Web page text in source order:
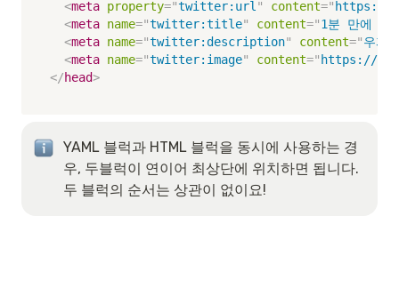
<meta property="twitter:url" content=" https://
<meta name="twitter:title" content="1분 만에 만
<meta name="twitter:description" content="우피
<meta name="twitter:image" content=" https://
</head>
YAML 블럭과 HTML 블럭을 동시에 사용하는 경
우, 두블럭이 연이어 최상단에 위치하면 됩니다.
두 블럭의 순서는 상관이 없이요!